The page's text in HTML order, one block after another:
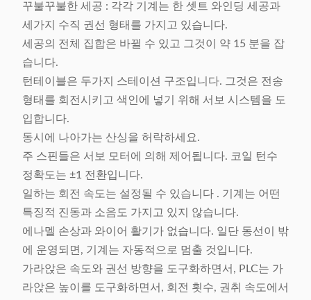
꾸불꾸불한 세공 : 각각 기계는 한 셋트 와인딩 세공과
세가지 수직 권선 형태를 가지고 있습니다.
세공의 전체 집합은 바뀔 수 있고 그것이 약 15 분을 잡
습니다.
턴테이블은 두가지 스테이션 구조입니다. 그것은 전송
형태를 회전시키고 색인에 넣기 위해 서보 시스템을 도
입합니다.
동시에 나아가는 산싱을 허락하세요.
주 스핀들은 서보 모터에 의해 제어됩니다. 코일 턴수
정확도는 ±1 전환입니다.
일하는 회전 속도는 설정될 수 있습니다 . 기계는 어떤
특징적 진동과 소음도 가지고 있지 않습니다.
에나멜 손상과 와이어 활기가 없습니다. 일단 동선이 밖
에 운영되면, 기계는 자동적으로 멈출 것입니다.
가라앉은 속도와 권선 방향을 도구화하면서, PLC는 가
라앉은 높이를 도구화하면서, 회전 횟수, 권취 속도에서